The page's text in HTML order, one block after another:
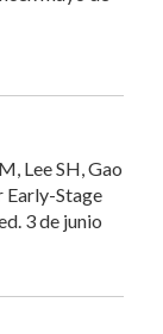
Lee SH, Gao
Early-Stage
3 de junio